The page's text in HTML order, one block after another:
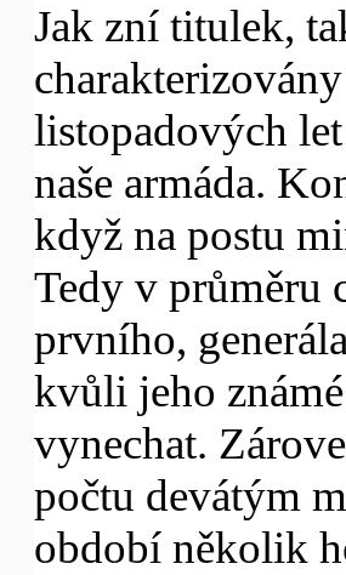
Jak zní titulek,
listopadových
naše armáda.
když na postu
Tedy v průměru
prvního,
kvůli jeho
vynechat.
počtu devátým
období několik